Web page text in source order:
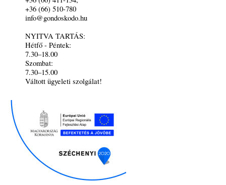
+36 (66) 510-780
info@gondoskodo.hu
NYITVA TARTÁS:
Hétfő - Péntek:
7.30–18.00
Szombat:
7.30–15.00
Váltott ügyeleti szolgálat!